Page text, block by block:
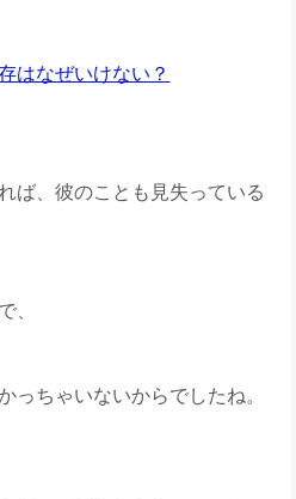
はなぜいけない？
ば、彼のことも見失っている
、
っちゃいないからでしたね。